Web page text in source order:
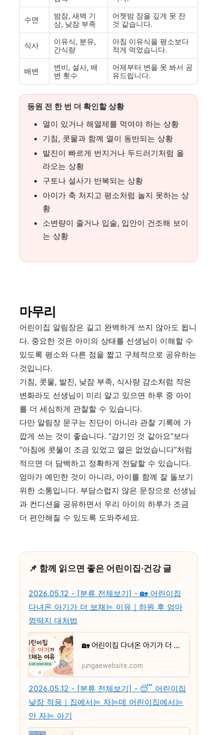
수면
밤잠, 새벽 기
상, 낮잠 부족
어젯밤 잠을 깊게 못 잔
것 같습니다.
식사
이유식, 분유,
간식량
아침 이유식을 평소보다
적게 먹었습니다.
배변
변비, 설사, 배
변 횟수
어제부터 변을 못 봐서 공
유드립니다.
등원 전 한 번 더 확인할 상황
열이 있거나 해열제를 먹여야 하는 상황
기침, 콧물과 함께 열이 동반되는 상황
발진이 빠르게 번지거나 두드러기처럼 올
라오는 상황
구토나 설사가 반복되는 상황
아이가 축 처지고 평소처럼 놀지 못하는 상
황
소변량이 줄거나 입술, 입안이 건조해 보이
는 상황
마무리
어린이집 알림장은 길고 완벽하게 쓰지 않아도 됩니
다. 중요한 것은 아이의 상태를 선생님이 이해할 수
있도록 평소와 다른 점을 짧고 구체적으로 공유하는
것입니다.
기침, 콧물, 발진, 낮잠 부족, 식사량 감소처럼 작은
변화라도 선생님이 미리 알고 있으면 하루 중 아이
를 더 세심하게 관찰할 수 있습니다.
다만 알림장 문구는 진단이 아니라 관찰 기록에 가
깝게 쓰는 것이 좋습니다. “감기인 것 같아요”보다
“아침에 콧물이 조금 있었고 열은 없었습니다”처럼
적으면 더 담백하고 정확하게 전달할 수 있습니다.
엄마가 예민한 것이 아니라, 아이를 함께 잘 돌보기
위한 소통입니다. 부담스럽지 않은 문장으로 선생님
과 컨디션을 공유하면서 우리 아이의 하루가 조금
더 편안해질 수 있도록 도와주세요.
📌 함께 읽으면 좋은 어린이집·건강 글
2026.05.12 - [분류 전체보기] - 🏡 어린이집
다녀온 아기가 더 보채는 이유｜하원 후 엄마
껌딱지 대처법
🏡 어린이집 다녀온 아기가 더 보채는 이유｜하원 후 엄마 껌딱지 대처법
jungaewebsite.com
2026.05.12 - [분류 전체보기] - 😴 어린이집
낮잠 적응｜집에서는 자는데 어린이집에서는
안 자는 아기